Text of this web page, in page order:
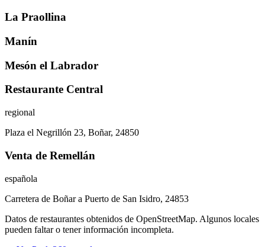
La Praollina
Manín
Mesón el Labrador
Restaurante Central
regional
Plaza el Negrillón 23, Boñar, 24850
Venta de Remellán
española
Carretera de Boñar a Puerto de San Isidro, 24853
Datos de restaurantes obtenidos de OpenStreetMap. Algunos locales
pueden faltar o tener información incompleta.